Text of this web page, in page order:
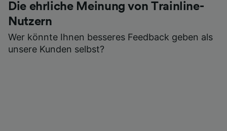
Die ehrliche Meinung von Trainline-
Nutzern
Wer könnte Ihnen besseres Feedback geben als
unsere Kunden selbst?